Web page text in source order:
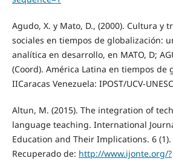
Agudo, X. y Mato, D., (2000). Cultura y
sociales en tiempos de globalización:
analítica en desarrollo, en MATO, D;
(Coord). América Latina en tiempos de
IICaracas Venezuela: IPOST/UCV-
Altun, M. (2015). The integration of
language teaching. International
Education and Their Implications. 6 (1).
Recuperado de: http://www.ijonte.org/?